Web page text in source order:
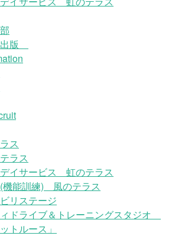
版
ス
ラス
イサービス 虹のテラス
機能訓練) 風のテラス
リステージ
ドライブ＆トレーニングスタジオ
トルース」